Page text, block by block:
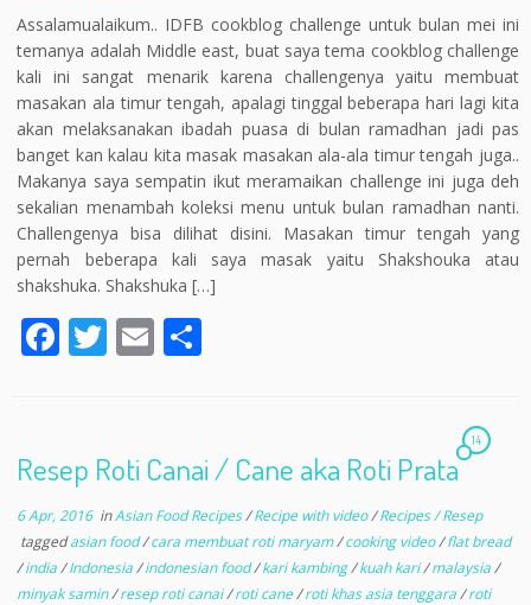
Assalamualaikum.. IDFB cookblog challenge untuk bulan mei ini
temanya adalah Middle east, buat saya tema cookblog challenge
kali ini sangat menarik karena challengenya yaitu membuat
masakan ala timur tengah, apalagi tinggal beberapa hari lagi kita
akan melaksanakan ibadah puasa di bulan ramadhan jadi pas
banget kan kalau kita masak masakan ala-ala timur tengah juga..
Makanya saya sempatin ikut meramaikan challenge ini juga deh
sekalian menambah koleksi menu untuk bulan ramadhan nanti.
Challengenya bisa dilihat disini. Masakan timur tengah yang
pernah beberapa kali saya masak yaitu Shakshouka atau
shakshuka. Shakshuka […]
F
o
o
k
T
er
E
l e
Resep Roti Canai / Cane aka Roti Prata
14
6 Apr, 2016inAsian Food Recipes/Recipe with video/Recipes / Resep
taggedasian food/cara membuat roti maryam/cooking video/flat bread
/india/Indonesia/indonesian food/kari kambing/kuah kari/malaysia/
minyak samin/resep roti canai/roti cane/roti khas asia tenggara/roti